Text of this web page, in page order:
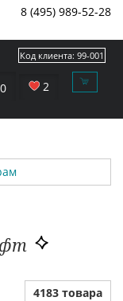
8 (495) 989-52-28
0 2
Код клиента: 99-001
4183 товара